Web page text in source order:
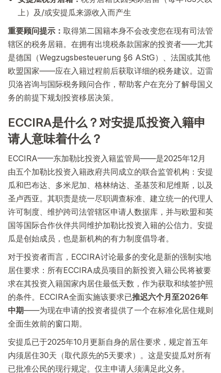
上）及/或安提瓜来源收入而产生
重要顾问提示： 取得第二国籍本身不会改变您在现有司法管
辖区的税务居籍。在拥有出境税条款国家的投资者——尤其
是德国（Wegzugsbesteuerung §6 AStG）、法国或其他
欧盟国家——应在入籍过程前后获取详细的税务建议。迈雷
贝洛咨询与国际税务顾问合作，帮助客户在充分了解母国义
务的前提下规划投资移居决策。
ECCIRA是什么？对安提瓜投资入籍申
请人意味着什么？
ECCIRA——东加勒比投资入籍监管局——是2025年12月
由五个加勒比投资入籍政府共同成立的联合监管机构：安提
瓜和巴布达、多米尼加、格林纳达、圣基茨和尼维斯，以及
圣卢西亚。其职责是统一尽职调查标准、建立统一的代理人
许可制度、维护跨司法管辖区申请人数据库，并与欧盟和英
国等国际合作伙伴共同维护加勒比投资入籍的公信力。安提
瓜是创始成员，也是新机构的有力制度倡导者。
对于投资者而言，ECCIRA讨论最多的变化是新的强制实地
居住要求：所有ECCIRA成员项目的新投资入籍公民将被要
求在其投资入籍国家内居住最低天数，作为获取和续签护照
的条件。ECCIRA全面实施该要求已推迟六个月至2026年
中期——为现在申请的投资者提供了一个在标准化居住规则
全面生效前的窗口期。
安提瓜已于2025年10月更新自身的居住要求，规定首五年
内须居住30天（取代原先的5天要求）。这是安提瓜对所有
已批准公民的现行规定。仅主申请人须满足此义务。